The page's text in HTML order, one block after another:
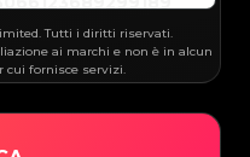
Tutti i diritti riservati.
ai marchi e non è in alcun
cui fornisce servizi.